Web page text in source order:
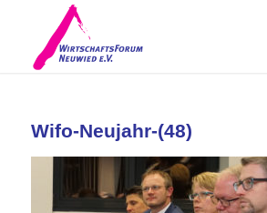
Wifo-Neujahr-(48)